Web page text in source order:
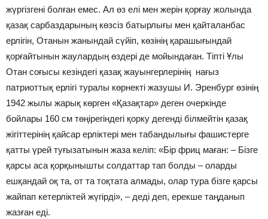
жүргізгені болған емес. Ал өз елі мен жерін қорғау жолында
қазақ сарбаздарының көзсіз батырлығы мен қайталанбас
ерлігін, Отанын жанындай сүйіп, көзінің қарашығындай
қорғайтынын жаулардың өздері де мойындаған. Тіпті Ұлы
Отан соғысы кезіндегі қазақ жауынгерлерінің нағыз
патриоттық ерлігі туралы көрнекті жазушы И. Эренбург өзінің
1942 жылы жарық көрген «Қазақтар» деген очеркінде
бойлары 160 см төңірегіндегі қорку дегенді білмейтін қазақ
жігіттерінің қайсар ерліктері мен табандылығы фашистерге
қатты үрей туғызатынын жаза келіп: «Бір фриц маған: – Бізге
қарсы аса қорқынышты солдаттар тап болды – оларды
ешқандай оқ та, от та тоқтата алмады, олар тура бізге қарсы
жайпап кетерліктей жүгірді», – деді деп, ерекше таңданып
жазған еді.